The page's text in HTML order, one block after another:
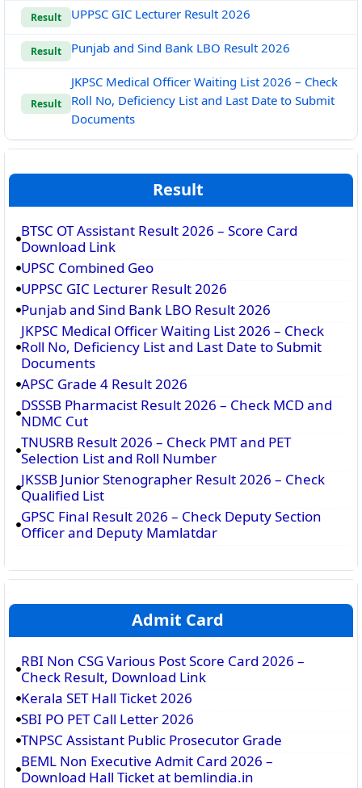
Result UPPSC GIC Lecturer Result 2026
Result Punjab and Sind Bank LBO Result 2026
Result
JKPSC Medical Officer Waiting List 2026 – Check
Roll No, Deficiency List and Last Date to Submit
Documents
Result
BTSC OT Assistant Result 2026 – Score Card
Download Link
UPSC Combined Geo
UPPSC GIC Lecturer Result 2026
Punjab and Sind Bank LBO Result 2026
JKPSC Medical Officer Waiting List 2026 – Check
Roll No, Deficiency List and Last Date to Submit
Documents
APSC Grade 4 Result 2026
DSSSB Pharmacist Result 2026 – Check MCD and
NDMC Cut
TNUSRB Result 2026 – Check PMT and PET
Selection List and Roll Number
JKSSB Junior Stenographer Result 2026 – Check
Qualified List
GPSC Final Result 2026 – Check Deputy Section
Officer and Deputy Mamlatdar
Admit Card
RBI Non CSG Various Post Score Card 2026 –
Check Result, Download Link
Kerala SET Hall Ticket 2026
SBI PO PET Call Letter 2026
TNPSC Assistant Public Prosecutor Grade
BEML Non Executive Admit Card 2026 –
Download Hall Ticket at bemlindia.in